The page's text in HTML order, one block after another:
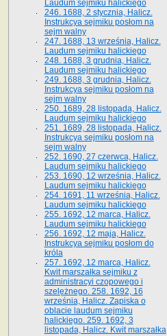
Laudum sejmiku halickiego
246. 1688, 2 stycznia, Halicz.
Instrukcya sejmiku posłom na
sejm walny
247. 1688, 13 września, Halicz.
Laudum sejmiku halickiego
248. 1688, 3 grudnia, Halicz.
Laudum sejmiku halickiego
249. 1688, 3 grudnia, Halicz.
Instrukcya sejmiku posłom na
sejm walny
250. 1689, 28 listopada, Halicz.
Laudum sejmiku halickiego
251. 1689, 28 listopada, Halicz.
Instrukcya sejmiku posłom na
sejm walny
252. 1690, 27 czerwca, Halicz.
Laudum sejmiku halickiego
253. 1690, 12 września, Halicz.
Laudum sejmiku halickiego
254. 1691, 11 września, Halicz.
Laudum sejmiku halickiego
255. 1692, 12 marca, Halicz.
Laudum sejmiku halickiego
256. 1692, 12 maja, Halicz.
Instrukcya sejmiku posłom do
króla
257. 1692, 12 marca, Halicz.
Kwit marszałka sejmiku z
administracyi czopowego i
szelężnego. 258. 1692, 16
września, Halicz. Zapiska o
oblacie laudum sejmiku
halickiego. 259. 1692, 3
listopada, Halicz. Kwit marszałka